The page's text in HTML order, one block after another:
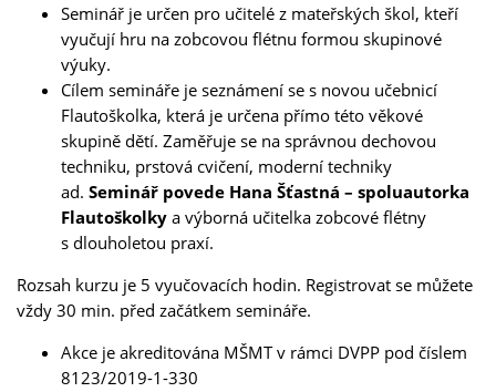
Seminář je určen pro učitelé z mateřských škol, kteří
vyučují hru na zobcovou flétnu formou skupinové
výuky.
Cílem semináře je seznámení se s novou učebnicí
Flautoškolka, která je určena přímo této věkové
skupině dětí. Zaměřuje se na správnou dechovou
techniku, prstová cvičení, moderní techniky
ad. Seminář povede Hana Šťastná – spoluautorka
Flautoškolkya výborná učitelka zobcové flétny
s dlouholetou praxí.
Rozsah kurzu je 5 vyučovacích hodin. Registrovat se můžete
vždy 30 min. před začátkem semináře.
Akce je akreditována MŠMT v rámci DVPP pod číslem
8123/2019-1-330